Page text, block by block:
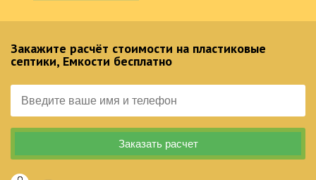
Закажите расчёт стоимости на пластиковые
септики, Емкости бесплатно